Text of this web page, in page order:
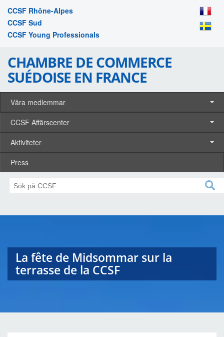
CCSF Rhône-Alpes
CCSF Sud
CCSF Young Professionals
CHAMBRE DE COMMERCE
SUÉDOISE EN FRANCE
Våra medlemmar
CCSF Affärscenter
Aktiviteter
Press
La fête de Midsommar sur la
terrasse de la CCSF